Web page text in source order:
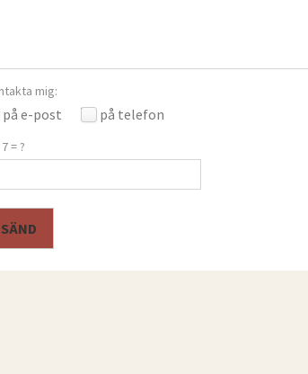
mig:
på e-post på telefon
= ?
SÄND